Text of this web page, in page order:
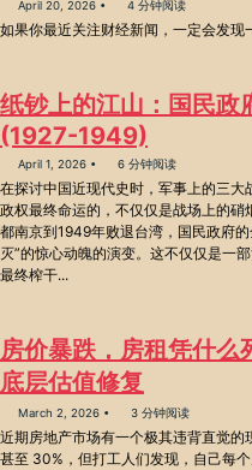
April 20, 2026 4 分钟阅读
如果你最近关注财经新闻，一定会发现
纸钞上的江山：国民政
(1927-1949)
April 1, 2026 6 分钟阅读
在探讨中国近现代史时，军事上的三
政权最终命运的，不仅仅是战场上的
都南京到1949年败退台湾，国民政府
灭”的惊心动魄的演变。这不仅仅是一
最终榨干...
房价暴跌，房租凭什么
底层估值修复
March 2, 2026 3 分钟阅读
近期房地产市场有一个极其违背直觉
甚至 30%，但打工人们发现，自己每